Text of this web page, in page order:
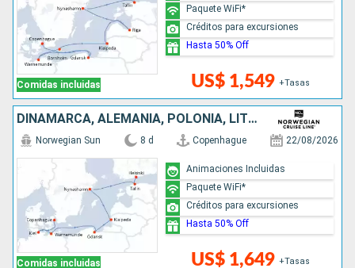
Comidas incluidas US$ 1,549 +Tasas
Paquete WiFi*
Créditos para excursiones
Hasta 50% Off
DINAMARCA, ALEMANIA, POLONIA, LITUANIA, SUECIA, ESTONIA, FINLANDIA
Comidas incluidas
Norwegian Sun 8 d Copenhague 22/08/2026
US$ 1,649 +Tasas
Animaciones Incluidas
Paquete WiFi*
Créditos para excursiones
Hasta 50% Off